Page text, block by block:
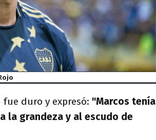
duro y expresó: "Marcos tenía
la grandeza y al escudo de